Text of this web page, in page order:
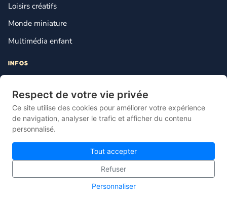
Respect de votre vie privée
Ce site utilise des cookies pour améliorer votre expérience
de navigation, analyser le trafic et afficher du contenu
personnalisé.
Tout accepter
Refuser
Personnaliser
Loisirs créatifs
Monde miniature
Multimédia enfant
INFOS
Mentions légales
Plan du site
Gestion des cookies
© 2026 Lebonjouet — Le comparateur français du jouet pas cher.